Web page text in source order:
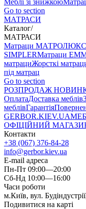
Меблі зі знижкою
Go to section
МАТРАСИ
Каталог/
МАТРАСИ
Матраци МАТРОЛЮКС
SIMPLERМатраци
матрациЖорсткі
під матрац
Go to section
РОЗПРОДАЖ
ОплатаДоставка меблів
меблівГарантія
GERBOR.KIEV.UA
ОФІЦІЙНИЙ
Контакти
+38 (067) 376-84-28
info@gerbor.kiev.ua
E-mail адреса
Пн-Пт 09:00—20:00
Сб-Нд 10:00—16:00
Часи роботи
м.Київ, вул.
Подивитися на карті